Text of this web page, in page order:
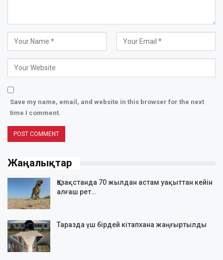
Save my name, email, and website in this browser for the next
time I comment.
Жаңалықтар
Қазақстанда 70 жылдан астам уақыттан кейін
алғаш рет…
Таразда үш бірдей кітапхана жаңғыртылды